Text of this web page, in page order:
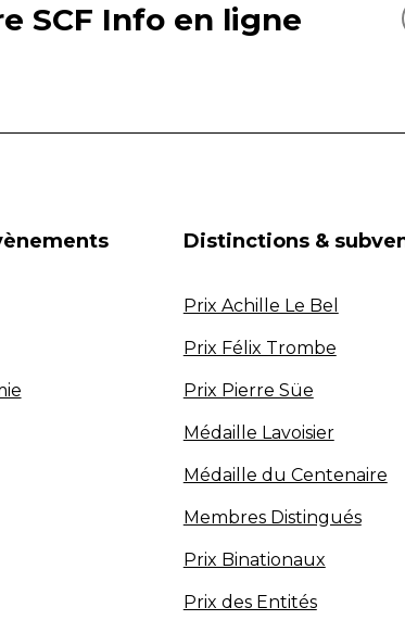
SCF Info en ligne
Distinctions &
Prix Achille Le Bel
Prix Félix Trombe
Prix Pierre Süe
Médaille Lavoisier
Médaille du Centenaire
Membres Distingués
Prix Binationaux
Prix des Entités